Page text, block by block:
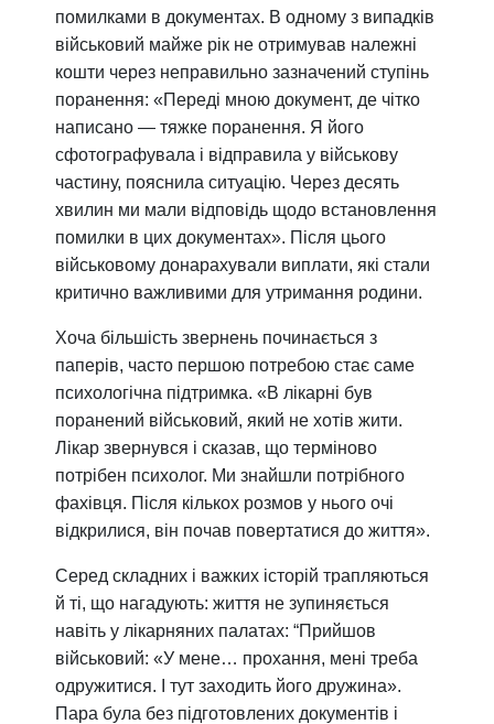
помилками в документах. В одному з випадків
військовий майже рік не отримував належні
кошти через неправильно зазначений ступінь
поранення: «Переді мною документ, де чітко
написано — тяжке поранення. Я його
сфотографувала і відправила у військову
частину, пояснила ситуацію. Через десять
хвилин ми мали відповідь щодо встановлення
помилки в цих документах». Після цього
військовому донарахували виплати, які стали
критично важливими для утримання родини.
Хоча більшість звернень починається з
паперів, часто першою потребою стає саме
психологічна підтримка. «В лікарні був
поранений військовий, який не хотів жити.
Лікар звернувся і сказав, що терміново
потрібен психолог. Ми знайшли потрібного
фахівця. Після кількох розмов у нього очі
відкрилися, він почав повертатися до життя».
Серед складних і важких історій трапляються
й ті, що нагадують: життя не зупиняється
навіть у лікарняних палатах: “Прийшов
військовий: «У мене… прохання, мені треба
одружитися. І тут заходить його дружина».
Пара була без підготовлених документів і